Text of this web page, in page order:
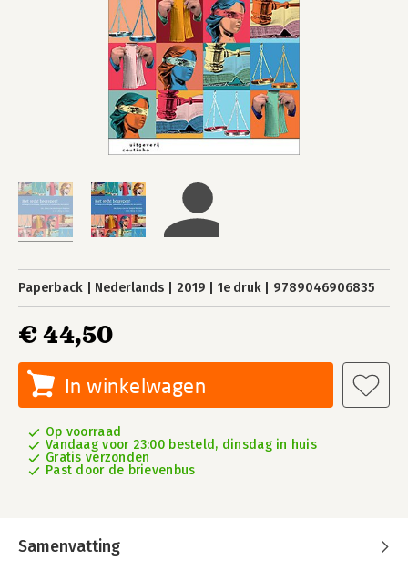
Paperback Nederlands 2019 1e druk 9789046906835
€ 44,50
In winkelwagen
Op voorraad
Vandaag voor 23:00 besteld, dinsdag in huis
Gratis verzonden
Past door de brievenbus
Samenvatting